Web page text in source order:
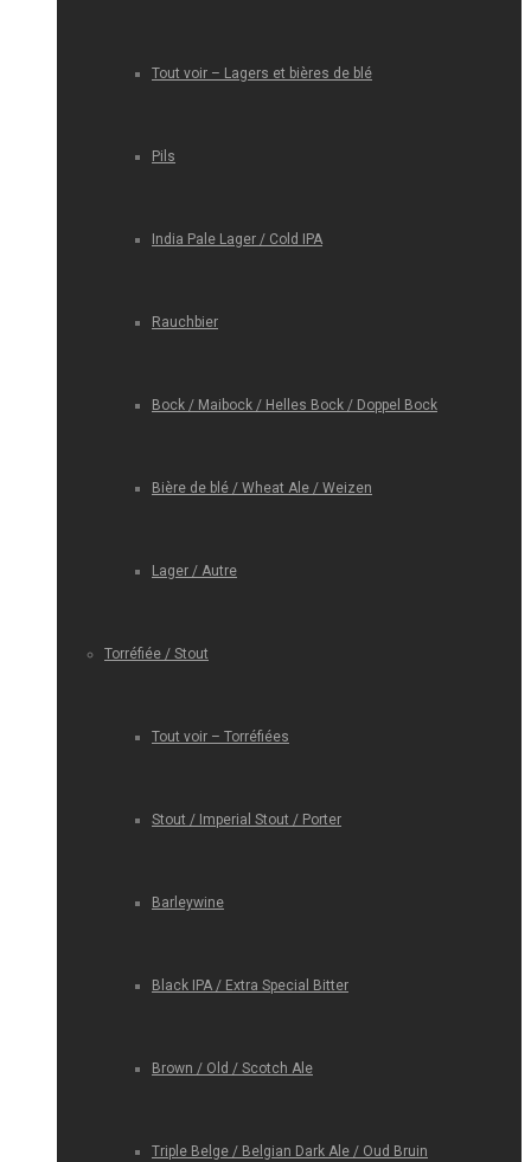
Tout voir – Lagers et bières de blé
Pils
India Pale Lager / Cold IPA
Rauchbier
Bock / Maibock / Helles Bock / Doppel Bock
Bière de blé / Wheat Ale / Weizen
Lager / Autre
Torréfiée / Stout
Tout voir – Torréfiées
Stout / Imperial Stout / Porter
Barleywine
Black IPA / Extra Special Bitter
Brown / Old / Scotch Ale
Triple Belge / Belgian Dark Ale / Oud Bruin